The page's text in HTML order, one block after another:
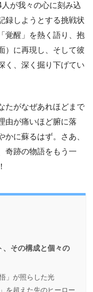
が我々の心に刻み込
録しようとする挑戦状
覚醒」を熱く語り、抱
）に再現し、そして彼
く、深く掘り下げてい
たがなぜあれほどまで
由が痛いほど腑に落
に蘇るはず。さあ、
奇跡の物語をもう一
、その構成と個々の
」が照らした光
を超えた先のヒーロー